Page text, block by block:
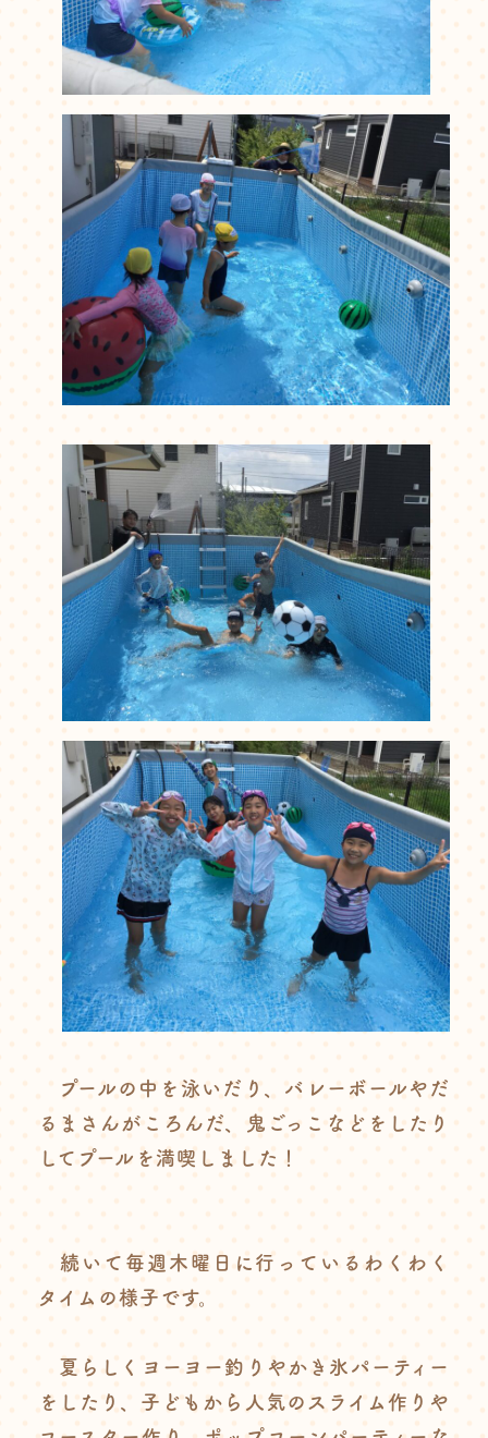
プールの中を泳いだり、バレーボールやだ
るまさんがころんだ、鬼ごっこなどをしたり
してプールを満喫しました！
続いて毎週木曜日に行っているわくわく
タイムの様子です。
夏らしくヨーヨー釣りやかき氷パーティー
をしたり、子どもから人気のスライム作りや